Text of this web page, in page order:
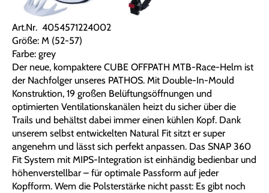
Art.Nr. 4054571224002
Größe: M (52-57)
Farbe: grey
Der neue, kompaktere CUBE OFFPATH MTB-Race-Helm ist
der Nachfolger unseres PATHOS. Mit Double-In-Mould
Konstruktion, 19 großen Belüftungsöffnungen und
optimierten Ventilationskanälen heizt du sicher über die
Trails und behältst dabei immer einen kühlen Kopf. Dank
unserem selbst entwickelten Natural Fit sitzt er super
angenehm und lässt sich perfekt anpassen. Das SNAP 360
Fit System mit MIPS-Integration ist einhändig bedienbar und
höhenverstellbar – für optimale Passform auf jeder
Kopfform. Wem die Polsterstärke nicht passt: Es gibt noch